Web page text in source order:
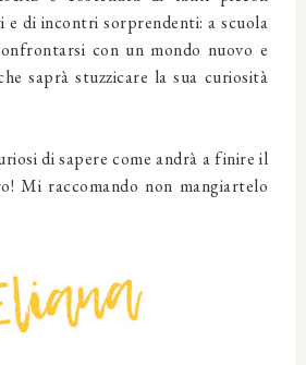
e di incontri sorprendenti: a scuola
con un mondo nuovo e
saprà stuzzicare la sua curiosità
di sapere come andrà a finire il
Mi raccomando non mangiartelo